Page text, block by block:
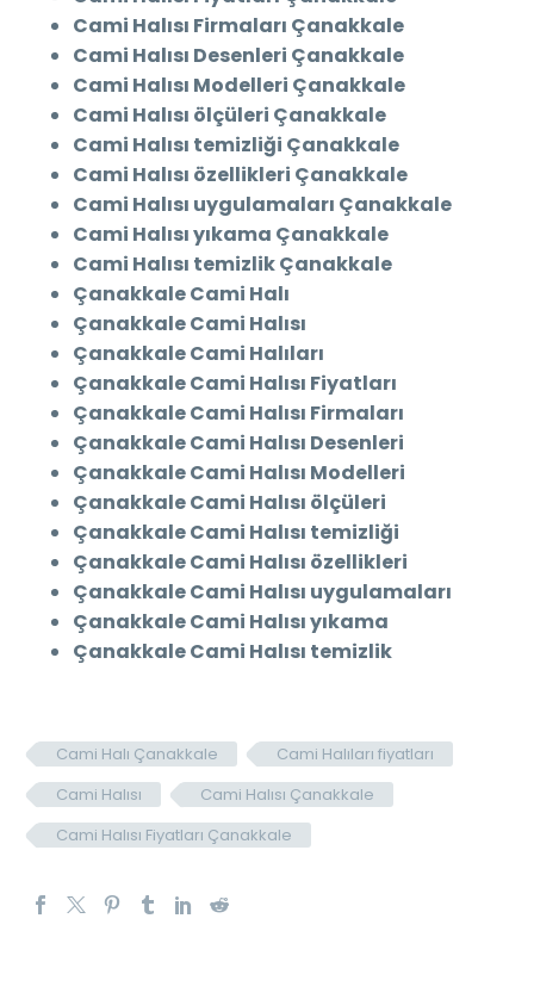
Cami Halısı Firmaları Çanakkale
Cami Halısı Desenleri Çanakkale
Cami Halısı Modelleri Çanakkale
Cami Halısı ölçüleri Çanakkale
Cami Halısı temizliği Çanakkale
Cami Halısı özellikleri Çanakkale
Cami Halısı uygulamaları Çanakkale
Cami Halısı yıkama Çanakkale
Cami Halısı temizlik Çanakkale
Çanakkale Cami Halı
Çanakkale Cami Halısı
Çanakkale Cami Halıları
Çanakkale Cami Halısı Fiyatları
Çanakkale Cami Halısı Firmaları
Çanakkale Cami Halısı Desenleri
Çanakkale Cami Halısı Modelleri
Çanakkale Cami Halısı ölçüleri
Çanakkale Cami Halısı temizliği
Çanakkale Cami Halısı özellikleri
Çanakkale Cami Halısı uygulamaları
Çanakkale Cami Halısı yıkama
Çanakkale Cami Halısı temizlik
Cami Halı Çanakkale
Cami Halıları fiyatları
Cami Halısı
Cami Halısı Çanakkale
Cami Halısı Fiyatları Çanakkale